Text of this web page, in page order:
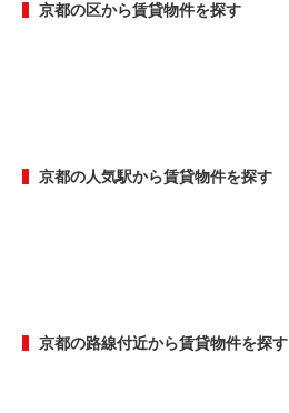
京都の区から賃貸物件を探す
京都の人気駅から賃貸物件を探す
京都の路線付近から賃貸物件を探す